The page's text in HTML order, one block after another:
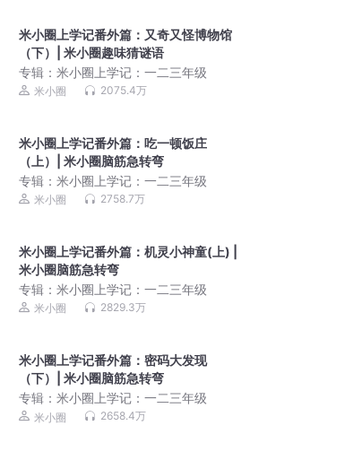
米小圈上学记番外篇：又奇又怪博物馆
（下）| 米小圈趣味猜谜语
专辑：米小圈上学记：一二三年级
米小圈 2075.4万
米小圈上学记番外篇：吃一顿饭庄
（上）| 米小圈脑筋急转弯
专辑：米小圈上学记：一二三年级
米小圈 2758.7万
米小圈上学记番外篇：机灵小神童(上) |
米小圈脑筋急转弯
专辑：米小圈上学记：一二三年级
米小圈 2829.3万
米小圈上学记番外篇：密码大发现
（下）| 米小圈脑筋急转弯
专辑：米小圈上学记：一二三年级
米小圈 2658.4万